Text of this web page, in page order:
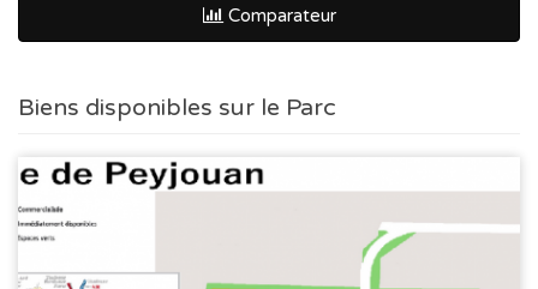
Comparateur
Biens disponibles sur le Parc